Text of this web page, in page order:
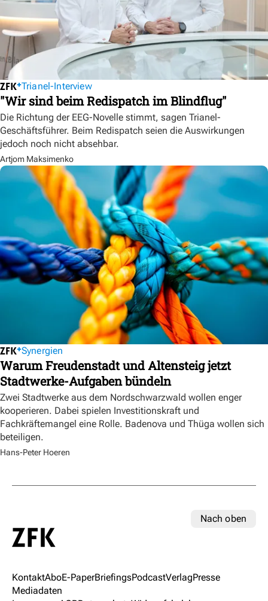
Trianel-Interview
"Wir sind beim Redispatch im Blindflug"
Die Richtung der EEG-Novelle stimmt, sagen Trianel-
Geschäftsführer. Beim Redispatch seien die Auswirkungen
jedoch noch nicht absehbar.
Artjom Maksimenko
Synergien
Warum Freudenstadt und Altensteig jetzt
Stadtwerke-Aufgaben bündeln
Zwei Stadtwerke aus dem Nordschwarzwald wollen enger
kooperieren. Dabei spielen Investitionskraft und
Fachkräftemangel eine Rolle. Badenova und Thüga wollen sich
beteiligen.
Hans-Peter Hoeren
Nach oben
KontaktAboE-PaperBriefingsPodcastVerlagPresse
Mediadaten